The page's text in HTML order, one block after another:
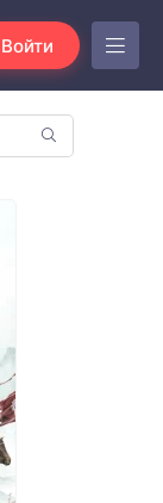
Войти